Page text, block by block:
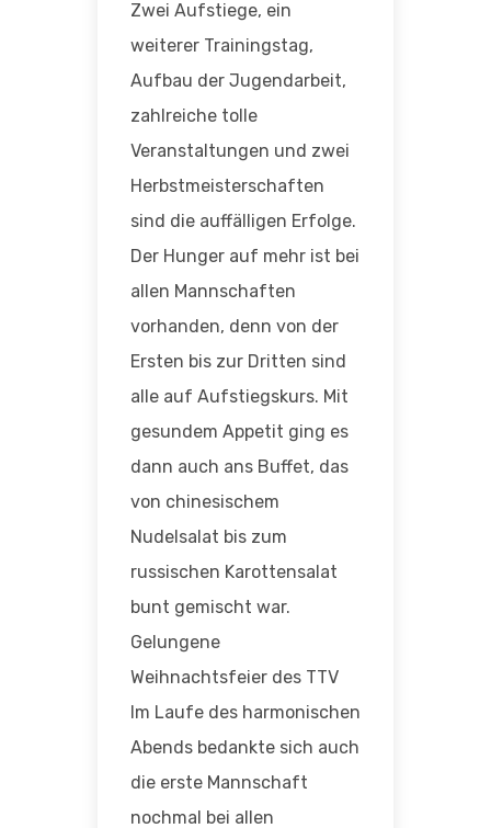
Zwei Aufstiege, ein
weiterer Trainingstag,
Aufbau der Jugendarbeit,
zahlreiche tolle
Veranstaltungen und zwei
Herbstmeisterschaften
sind die auffälligen Erfolge.
Der Hunger auf mehr ist bei
allen Mannschaften
vorhanden, denn von der
Ersten bis zur Dritten sind
alle auf Aufstiegskurs. Mit
gesundem Appetit ging es
dann auch ans Buffet, das
von chinesischem
Nudelsalat bis zum
russischen Karottensalat
bunt gemischt war.
Gelungene
Weihnachtsfeier des TTV
Im Laufe des harmonischen
Abends bedankte sich auch
die erste Mannschaft
nochmal bei allen